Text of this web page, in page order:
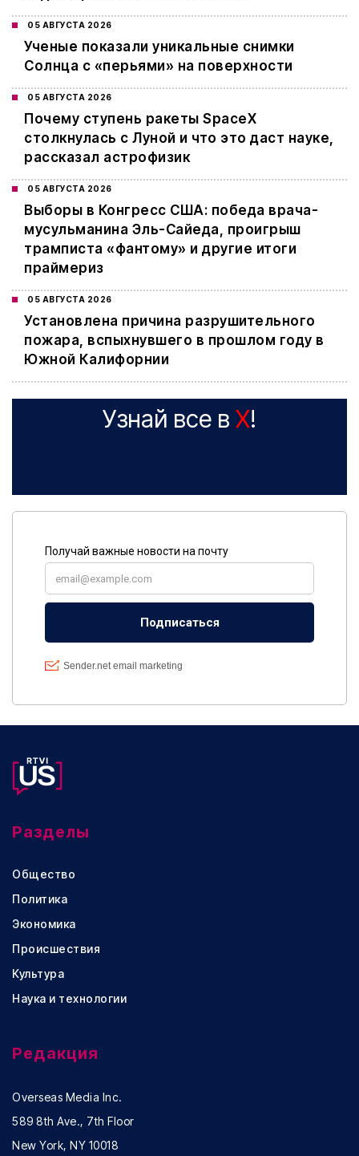
05 АВГУСТА 2026
Ученые показали уникальные снимки
Солнца с «перьями» на поверхности
05 АВГУСТА 2026
Почему ступень ракеты SpaceX
столкнулась с Луной и что это даст науке,
рассказал астрофизик
05 АВГУСТА 2026
Выборы в Конгресс США: победа врача-
мусульманина Эль-Сайеда, проигрыш
трамписта «фантому» и другие итоги
праймериз
05 АВГУСТА 2026
Установлена причина разрушительного
пожара, вспыхнувшего в прошлом году в
Южной Калифорнии
Узнай все в X!
Разделы
Общество
Политика
Экономика
Происшествия
Культура
Наука и технологии
Редакция
Overseas Media Inc.
589 8th Ave., 7th Floor
New York, NY 10018